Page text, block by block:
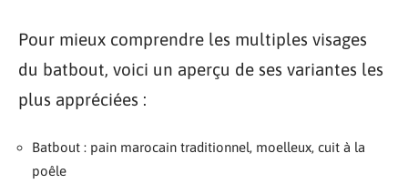
Pour mieux comprendre les multiples visages
du batbout, voici un aperçu de ses variantes les
plus appréciées :
Batbout : pain marocain traditionnel, moelleux, cuit à la
poêle